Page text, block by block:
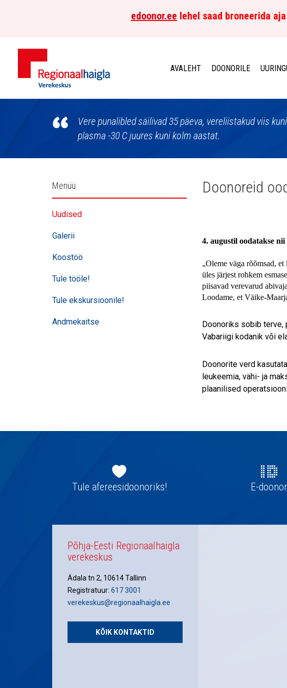
edoonor.ee lehel saad broneerida
Põhja-
AVALEHT DOONORILE
Vere punalibled säilivad 35 päeva, vereliistakud viis
plasma -30 C juures kuni kolm aastat.
Külgpaani
navigatsioon
Menüü
Uudised
Galerii
Koostöö
Tule tööle!
Tule ekskursioonile!
Andmekaitse
Doonoreid
4. augustil oodatakse
„Oleme väga rõõmsad,
üles järjest rohkem
piisavad verevarud
Loodame, et Väike-
Doonoriks sobib terve,
Vabariigi kodanik või
Doonorite verd
leukeemia, vähi- ja
plaanilised
navigatsioonTule afereesidoonoriks! E-doonor
Põhja-Eesti Regionaalhaigla
verekeskus
Ädala tn 2, 10614 Tallinn
Registratuur: 617 3001
verekeskus@regionaalhaigla.ee
KÕIK KONTAKTID